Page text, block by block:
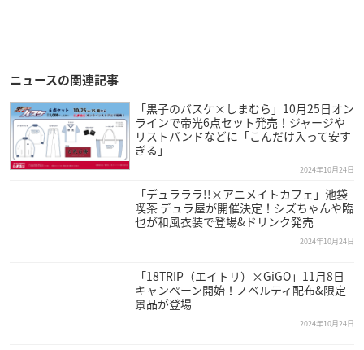
ニュースの関連記事
「黒子のバスケ×しまむら」10月25日オン
ラインで帝光6点セット発売！ジャージや
リストバンドなどに「こんだけ入って安す
ぎる」
2024年10月24日
「デュラララ!!×アニメイトカフェ」池袋
喫茶 デュラ屋が開催決定！シズちゃんや臨
也が和風衣装で登場&ドリンク発売
2024年10月24日
「18TRIP（エイトリ）×GiGO」11月8日
キャンペーン開始！ノベルティ配布&限定
景品が登場
2024年10月24日